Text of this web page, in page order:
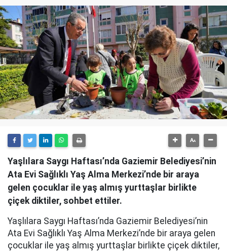
Yaşlılara Saygı Haftası’nda Gaziemir Belediyesi’nin
Ata Evi Sağlıklı Yaş Alma Merkezi’nde bir araya
gelen çocuklar ile yaş almış yurttaşlar birlikte
çiçek diktiler, sohbet ettiler.
Yaşlılara Saygı Haftası’nda Gaziemir Belediyesi’nin
Ata Evi Sağlıklı Yaş Alma Merkezi’nde bir araya gelen
çocuklar ile yaş almış yurttaşlar birlikte çiçek diktiler,